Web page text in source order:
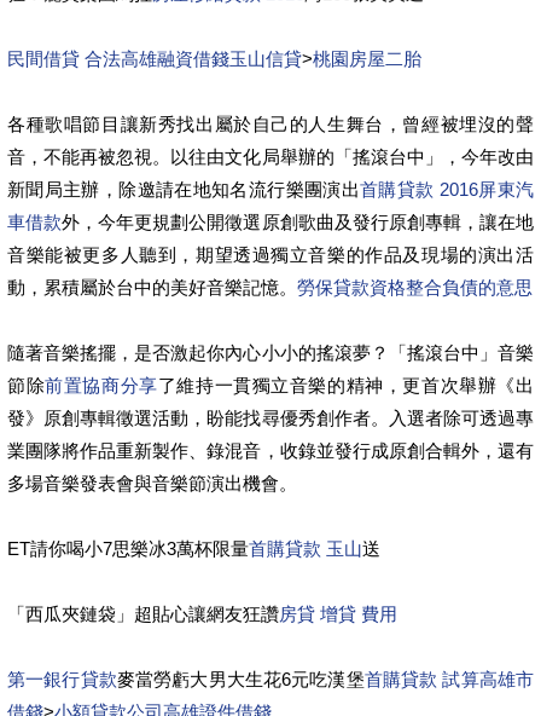
民間借貸 合法高雄融資借錢玉山信貸>桃園房屋二胎
各種歌唱節目讓新秀找出屬於自己的人生舞台，曾經被埋沒的聲
音，不能再被忽視。以往由文化局舉辦的「搖滾台中」，今年改由
新聞局主辦，除邀請在地知名流行樂團演出首購貸款 2016屏東汽
車借款外，今年更規劃公開徵選原創歌曲及發行原創專輯，讓在地
音樂能被更多人聽到，期望透過獨立音樂的作品及現場的演出活
動，累積屬於台中的美好音樂記憶。 勞保貸款資格整合負債的意思
隨著音樂搖擺，是否激起你內心小小的搖滾夢？「搖滾台中」音樂
節除前置協商分享了維持一貫獨立音樂的精神，更首次舉辦《出
發》原創專輯徵選活動，盼能找尋優秀創作者。入選者除可透過專
業團隊將作品重新製作、錄混音，收錄並發行成原創合輯外，還有
多場音樂發表會與音樂節演出機會。
ET請你喝小7思樂冰3萬杯限量首購貸款 玉山送
「西瓜夾鏈袋」超貼心讓網友狂讚房貸 增貸 費用
第一銀行貸款麥當勞虧大男大生花6元吃漢堡首購貸款 試算高雄市
借錢>小額貸款公司高雄證件借錢